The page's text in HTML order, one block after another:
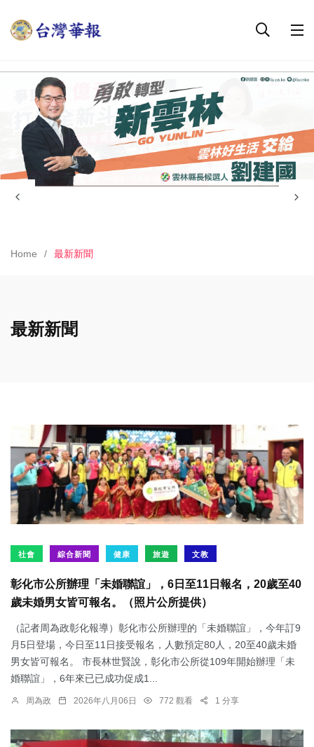
Home 最新新聞
最新新聞
社會 綜合新聞 健康 旅遊 文教
彰化市公所辦理「未婚聯誼」，6日至11日報名，20歲至40
歲未婚男女皆可報名。（照片公所提供）
（記者周為政彰化報導）彰化市公所辦理的「未婚聯誼」，今年訂9
月5日登場，今日至11日接受報名，人數預定80人，20至40歲未婚
男女皆可報名。 市長林世賢說，彰化市公所從109年開始辦理「未
婚聯誼」，6年來已已成功促成1...
周為政 2026年八月06日 772 觀看 1 分享